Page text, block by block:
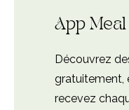
App Meal
Découvrez
gratuitement,
recevez